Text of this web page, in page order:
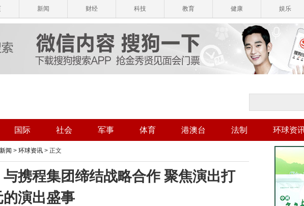
新闻 财经 科技 教育 健康 娱乐
国际 社会 军事 体育 港澳台 法制 环球资
新闻 > 环球资讯 > 正文
与携程集团缔结战略合作 聚焦演出打
演出盛事